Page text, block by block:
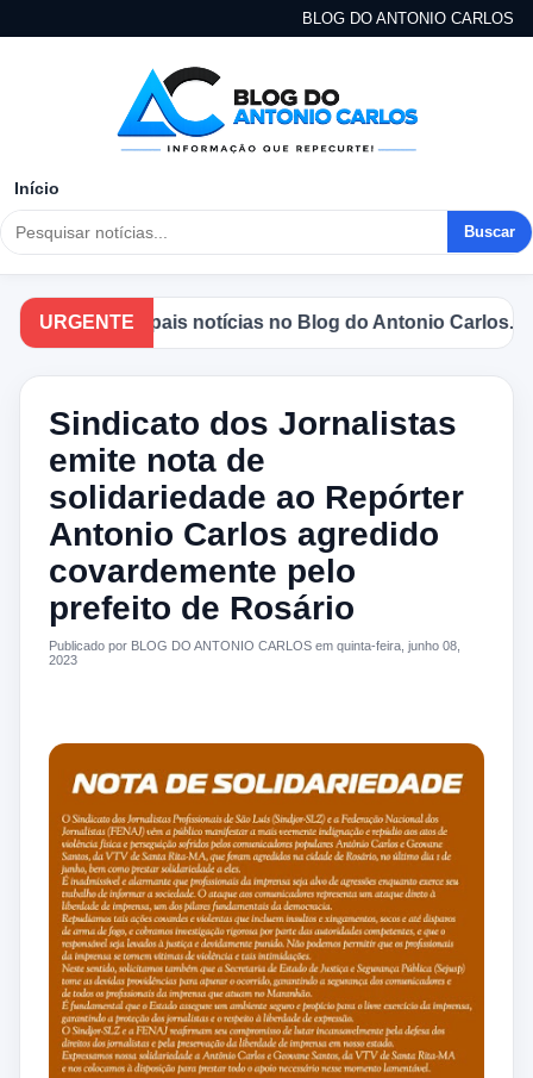
BLOG DO ANTONIO CARLOS
Início
Buscar
URGENTE
as principais notícias no Blog do Antonio Carlos.
Sindicato dos Jornalistas
emite nota de
solidariedade ao Repórter
Antonio Carlos agredido
covardemente pelo
prefeito de Rosário
Publicado por BLOG DO ANTONIO CARLOS em quinta-feira, junho 08,
2023